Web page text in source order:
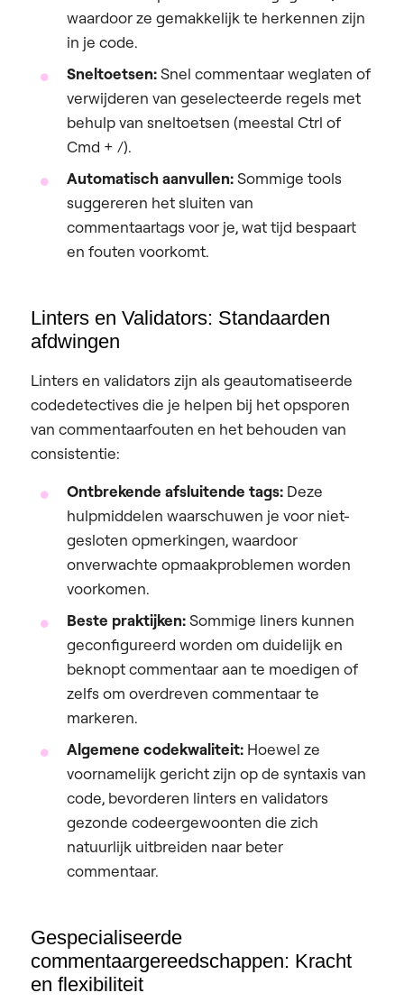
waardoor ze gemakkelijk te herkennen zijn
in je code.
Sneltoetsen:Snel commentaar weglaten of
verwijderen van geselecteerde regels met
behulp van sneltoetsen (meestal Ctrl of
Cmd + /).
Automatisch aanvullen:Sommige tools
suggereren het sluiten van
commentaartags voor je, wat tijd bespaart
en fouten voorkomt.
Linters en Validators: Standaarden
afdwingen
Linters en validators zijn als geautomatiseerde
codedetectives die je helpen bij het opsporen
van commentaarfouten en het behouden van
consistentie:
Ontbrekende afsluitende tags: Deze
hulpmiddelen waarschuwen je voor niet-
gesloten opmerkingen, waardoor
onverwachte opmaakproblemen worden
voorkomen.
Beste praktijken:Sommige liners kunnen
geconfigureerd worden om duidelijk en
beknopt commentaar aan te moedigen of
zelfs om overdreven commentaar te
markeren.
Algemene codekwaliteit: Hoewel ze
voornamelijk gericht zijn op de syntaxis van
code, bevorderen linters en validators
gezonde codeergewoonten die zich
natuurlijk uitbreiden naar beter
commentaar.
Gespecialiseerde
commentaargereedschappen: Kracht
en flexibiliteit